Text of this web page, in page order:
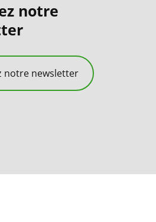
notre
notre newsletter